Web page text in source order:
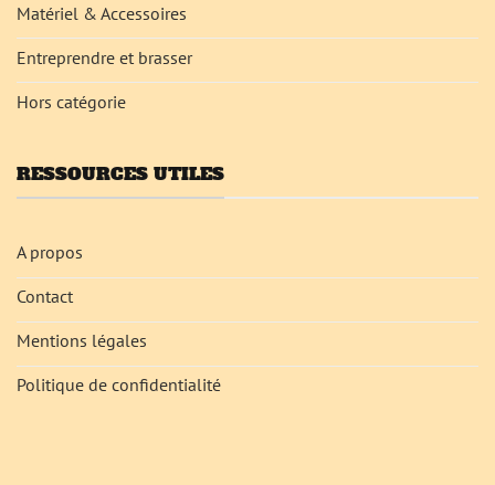
Matériel & Accessoires
Entreprendre et brasser
Hors catégorie
RESSOURCES UTILES
A propos
Contact
Mentions légales
Politique de confidentialité